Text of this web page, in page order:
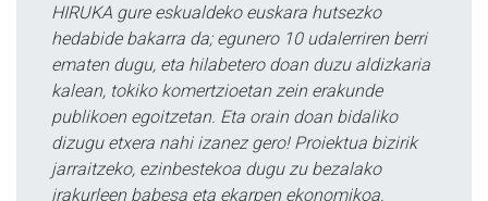
HIRUKA gure eskualdeko euskara hutsezko
hedabide bakarra da; egunero 10 udalerriren berri
ematen dugu, eta hilabetero doan duzu aldizkaria
kalean, tokiko komertzioetan zein erakunde
publikoen egoitzetan. Eta orain doan bidaliko
dizugu etxera nahi izanez gero! Proiektua bizirik
jarraitzeko, ezinbestekoa dugu zu bezalako
irakurleen babesa eta ekarpen ekonomikoa.